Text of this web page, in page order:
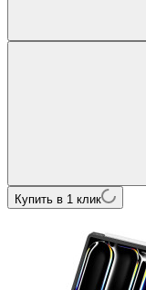
Купить в 1 клик